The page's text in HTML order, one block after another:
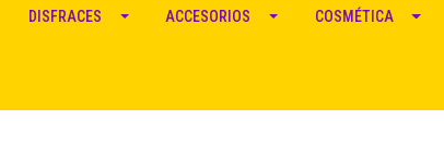
DISFRACES ACCESORIOS COSMÉTICA